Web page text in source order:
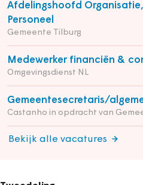
Afdelingshoofd
Personeel
Gemeente Tilburg
Medewerker financiën &
Omgevingsdienst NL
Gemeentesecretaris/
Castanho in opdracht van
Bekijk alle vacatures